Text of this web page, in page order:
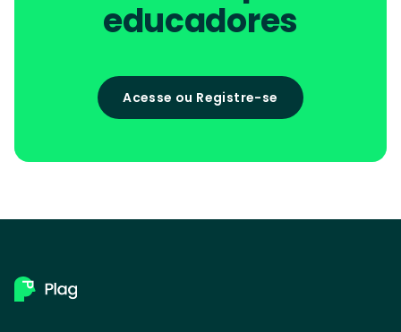
educadores
Acesse ou Registre-se